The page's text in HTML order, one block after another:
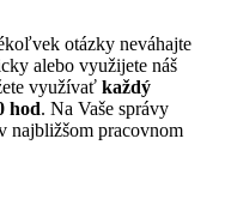
otázky neváhajte
alebo využijete náš
využívať každý
hod. Na Vaše správy
najbližšom pracovnom